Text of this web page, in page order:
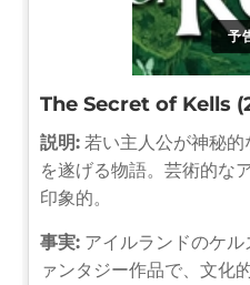
予
The Secret of Kells
説明: 若い主人公が神秘
を遂げる物語。芸術的な
印象的。
事実: アイルランドのケ
ァンタジー作品で、文化